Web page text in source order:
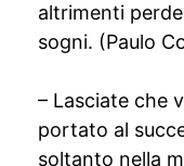
altrimenti
sogni. (Paulo
– Lasciate che
portato al
soltanto nella